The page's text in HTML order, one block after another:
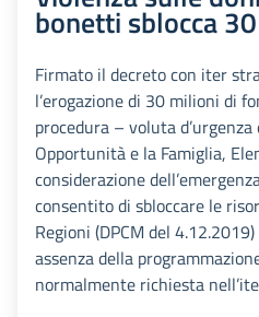
bonetti sblocca
Firmato il decreto con iter
l’erogazione di 30 milioni di
procedura – voluta
Opportunità e la Famiglia,
considerazione
consentito di sbloccare le
Regioni (DPCM del
assenza della
normalmente richiesta